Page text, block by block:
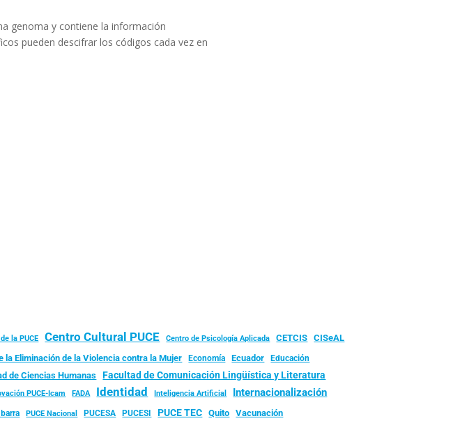
genoma y contiene la información
pueden descifrar los códigos cada vez en
la PUCE Centro Cultural PUCE Centro de Psicología Aplicada CETCIS CISeAL
la Eliminación de la Violencia contra la Mujer Economía Ecuador
Educación
de Ciencias Humanas Facultad de Comunicación Lingüística y Literatura
PUCE-Icam FADA Identidad Inteligencia Artificial Internacionalización
PUCE Nacional PUCESA PUCESI PUCE TEC Quito Vacunación